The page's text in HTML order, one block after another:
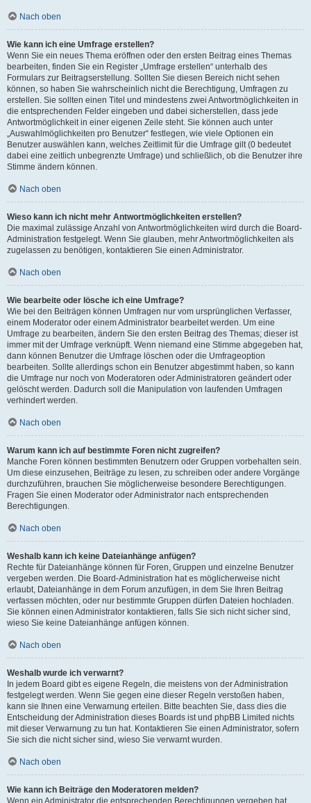
Nach oben
Wie kann ich eine Umfrage erstellen?
Wenn Sie ein neues Thema eröffnen oder den ersten Beitrag eines Themas
bearbeiten, finden Sie ein Register „Umfrage erstellen“ unterhalb des
Formulars zur Beitragserstellung. Sollten Sie diesen Bereich nicht sehen
können, so haben Sie wahrscheinlich nicht die Berechtigung, Umfragen zu
erstellen. Sie sollten einen Titel und mindestens zwei Antwortmöglichkeiten in
die entsprechenden Felder eingeben und dabei sicherstellen, dass jede
Antwortmöglichkeit in einer eigenen Zeile steht. Sie können auch unter
„Auswahlmöglichkeiten pro Benutzer“ festlegen, wie viele Optionen ein
Benutzer auswählen kann, welches Zeitlimit für die Umfrage gilt (0 bedeutet
dabei eine zeitlich unbegrenzte Umfrage) und schließlich, ob die Benutzer ihre
Stimme ändern können.
Nach oben
Wieso kann ich nicht mehr Antwortmöglichkeiten erstellen?
Die maximal zulässige Anzahl von Antwortmöglichkeiten wird durch die Board-
Administration festgelegt. Wenn Sie glauben, mehr Antwortmöglichkeiten als
zugelassen zu benötigen, kontaktieren Sie einen Administrator.
Nach oben
Wie bearbeite oder lösche ich eine Umfrage?
Wie bei den Beiträgen können Umfragen nur vom ursprünglichen Verfasser,
einem Moderator oder einem Administrator bearbeitet werden. Um eine
Umfrage zu bearbeiten, ändern Sie den ersten Beitrag des Themas; dieser ist
immer mit der Umfrage verknüpft. Wenn niemand eine Stimme abgegeben hat,
dann können Benutzer die Umfrage löschen oder die Umfrageoption
bearbeiten. Sollte allerdings schon ein Benutzer abgestimmt haben, so kann
die Umfrage nur noch von Moderatoren oder Administratoren geändert oder
gelöscht werden. Dadurch soll die Manipulation von laufenden Umfragen
verhindert werden.
Nach oben
Warum kann ich auf bestimmte Foren nicht zugreifen?
Manche Foren können bestimmten Benutzern oder Gruppen vorbehalten sein.
Um diese einzusehen, Beiträge zu lesen, zu schreiben oder andere Vorgänge
durchzuführen, brauchen Sie möglicherweise besondere Berechtigungen.
Fragen Sie einen Moderator oder Administrator nach entsprechenden
Berechtigungen.
Nach oben
Weshalb kann ich keine Dateianhänge anfügen?
Rechte für Dateianhänge können für Foren, Gruppen und einzelne Benutzer
vergeben werden. Die Board-Administration hat es möglicherweise nicht
erlaubt, Dateianhänge in dem Forum anzufügen, in dem Sie Ihren Beitrag
verfassen möchten, oder nur bestimmte Gruppen dürfen Dateien hochladen.
Sie können einen Administrator kontaktieren, falls Sie sich nicht sicher sind,
wieso Sie keine Dateianhänge anfügen können.
Nach oben
Weshalb wurde ich verwarnt?
In jedem Board gibt es eigene Regeln, die meistens von der Administration
festgelegt werden. Wenn Sie gegen eine dieser Regeln verstoßen haben,
kann sie Ihnen eine Verwarnung erteilen. Bitte beachten Sie, dass dies die
Entscheidung der Administration dieses Boards ist und phpBB Limited nichts
mit dieser Verwarnung zu tun hat. Kontaktieren Sie einen Administrator, sofern
Sie sich die nicht sicher sind, wieso Sie verwarnt wurden.
Nach oben
Wie kann ich Beiträge den Moderatoren melden?
Wenn ein Administrator die entsprechenden Berechtigungen vergeben hat,